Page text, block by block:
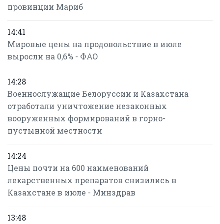
провинции Мариб
14:41
Мировые цены на продовольствие в июле
выросли на 0,6% - ФАО
14:28
Военнослужащие Белоруссии и Казахстана
отработали уничтожение незаконных
вооруженных формирований в горно-
пустынной местности
14:24
Цены почти на 600 наименований
лекарственных препаратов снизились в
Казахстане в июле - Минздрав
13:48